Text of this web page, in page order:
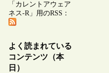
「カレントアウェア
ネス-R」用のRSS：
よく読まれている
コンテンツ（本
日）